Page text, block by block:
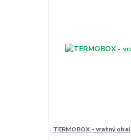
TERMOBOX - vratný obal